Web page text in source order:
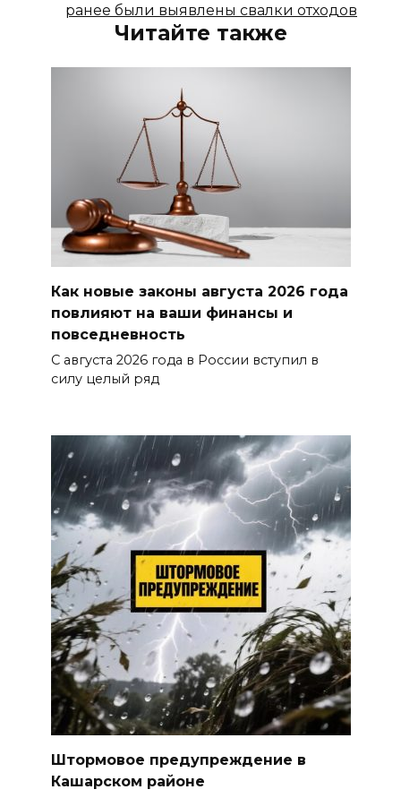
ранее были выявлены свалки отходов
Читайте также
Как новые законы августа 2026 года
повлияют на ваши финансы и
повседневность
С августа 2026 года в России вступил в
силу целый ряд
Штормовое предупреждение в
Кашарском районе